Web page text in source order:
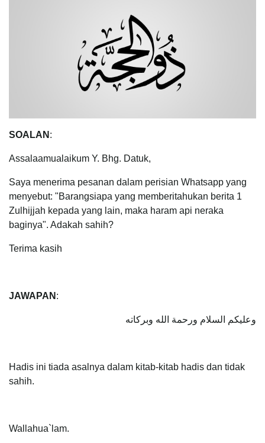
SOALAN :
Assalaamualaikum Y. Bhg. Datuk,
Saya menerima pesanan dalam perisian Whatsapp yang
menyebut: "Barangsiapa yang memberitahukan berita 1
Zulhijjah kepada yang lain, maka haram api neraka
baginya". Adakah sahih?
Terima kasih
JAWAPAN :
وعليكم السلام ورحمة الله وبركاته
Hadis ini tiada asalnya dalam kitab-kitab hadis dan tidak
sahih.
Wallahua`lam.